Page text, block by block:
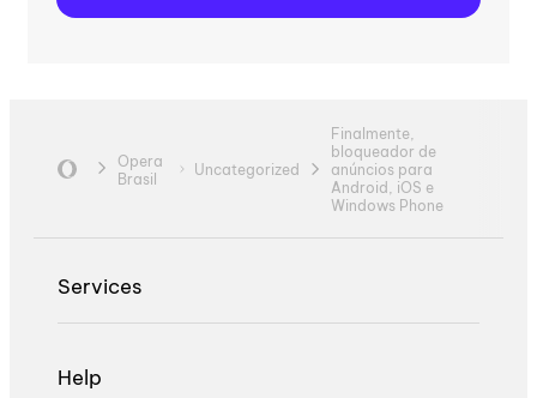
Opera
Brasil
Uncategorized
Finalmente,
bloqueador de
anúncios para
Android, iOS e
Windows Phone
Services
Help